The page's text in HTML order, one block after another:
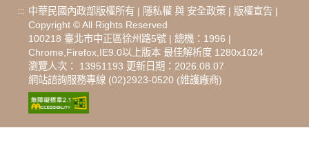
::: 中華民國內政部版權所有 | 隱私權與 安全政策| 版權宣告|
Copyright © All Rights Reserved
100218 臺北市中正區徐州路5號 | 總機：1996 |
Chrome,Firefox,IE9.0以上版本 最佳解析度 1280x1024
瀏覽人次： 13951193 更新日期：2026.08.07
網站諮詢服務專線 (02)2923-0520 (維護廠商)